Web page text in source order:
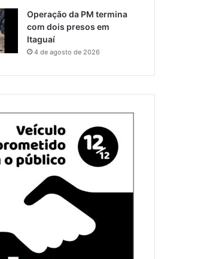
Operação da PM termina
com dois presos em
Itaguaí
4 de agosto de 2026